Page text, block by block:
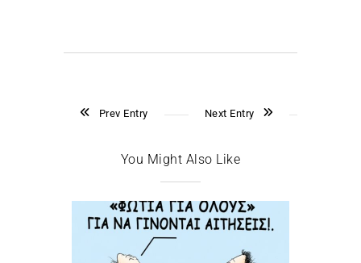
Prev Entry Next Entry
You Might Also Like